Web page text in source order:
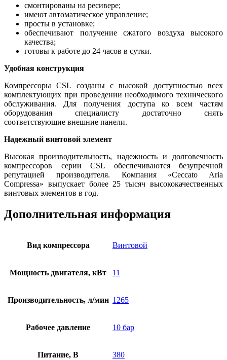
смонтированы на ресивере;
имеют автоматическое управление;
просты в установке;
обеспечивают получение сжатого воздуха высокого
качества;
готовы к работе до 24 часов в сутки.
Удобная конструкция
Компрессоры CSL созданы с высокой доступностью всех
комплектующих при проведении необходимого технического
обслуживания. Для получения доступа ко всем частям
оборудования специалисту достаточно снять
соответствующие внешние панели.
Надежный винтовой элемент
Высокая производительность, надежность и долговечность
компрессоров серии CSL обеспечиваются безупречной
репутацией производителя. Компания «Ceccato Aria
Compressa» выпускает более 25 тысяч высококачественных
винтовых элементов в год.
Дополнительная информация
Вид компрессора Винтовой
Мощность двигателя, кВт 11
Производительность, л/мин 1265
Рабочее давление 10 бар
Питание, В 380